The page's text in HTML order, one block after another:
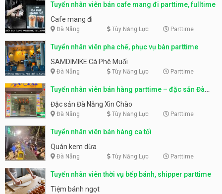
Tuyển nhân viên bán cafe mang đi parttime, fulltime
Cafe mang đi
Đà Nẵng Tùy Năng Lực Parttime
Tuyển nhân viên pha chế, phục vụ bàn parttime
SAMDIMIKE Cà Phê Muối
Đà Nẵng Tùy Năng Lực Parttime
Tuyển nhân viên bán hàng parttime – đặc sản Đà
Nẵng
Đặc sản Đà Nẵng Xin Chào
Đà Nẵng Tùy Năng Lực Parttime
Tuyển nhân viên bán hàng ca tối
Quán kem dừa
Đà Nẵng Tùy Năng Lực Parttime
Tuyển nhân viên thời vụ bếp bánh, shipper parttime
Tiệm bánh ngọt